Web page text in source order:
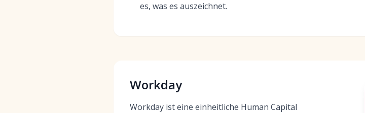
es, was es auszeichnet.
Workday
Workday ist eine einheitliche Human Capital